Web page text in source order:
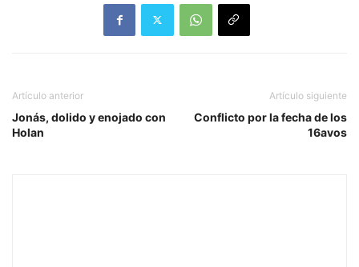
Artículo anterior
Jonás, dolido y enojado con
Holan
Artículo siguiente
Conflicto por la fecha de los
16avos